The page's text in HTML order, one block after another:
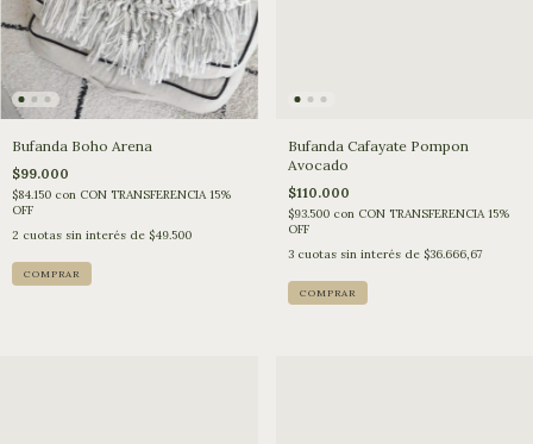
Bufanda Boho Arena
$99.000
$84.150 con CON TRANSFERENCIA 15%
OFF
2 cuotas sin interés de $49.500
Bufanda Cafayate Pompon
Avocado
$110.000
$93.500 con CON TRANSFERENCIA 15%
OFF
3 cuotas sin interés de $36.666,67